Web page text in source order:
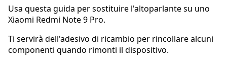
Usa questa guida per sostituire l'altoparlante su uno
Xiaomi Redmi Note 9 Pro.
Ti servirà dell'adesivo di ricambio per rincollare alcuni
componenti quando rimonti il dispositivo.